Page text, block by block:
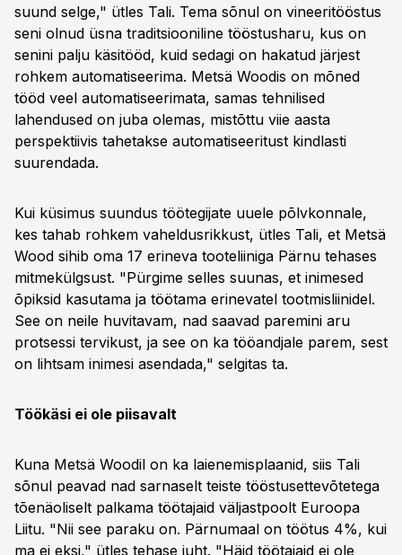
suund selge," ütles Tali. Tema sõnul on vineeritööstus
seni olnud üsna traditsiooniline tööstusharu, kus on
senini palju käsitööd, kuid sedagi on hakatud järjest
rohkem automatiseerima. Metsä Woodis on mõned
tööd veel automatiseerimata, samas tehnilised
lahendused on juba olemas, mistõttu viie aasta
perspektiivis tahetakse automatiseeritust kindlasti
suurendada.
Kui küsimus suundus töötegijate uuele põlvkonnale,
kes tahab rohkem vaheldusrikkust, ütles Tali, et Metsä
Wood sihib oma 17 erineva tooteliiniga Pärnu tehases
mitmekülgsust. "Pürgime selles suunas, et inimesed
õpiksid kasutama ja töötama erinevatel tootmisliinidel.
See on neile huvitavam, nad saavad paremini aru
protsessi tervikust, ja see on ka tööandjale parem, sest
on lihtsam inimesi asendada," selgitas ta.
Töökäsi ei ole piisavalt
Kuna Metsä Woodil on ka laienemisplaanid, siis Tali
sõnul peavad nad sarnaselt teiste tööstusettevõtetega
tõenäoliselt palkama töötajaid väljastpoolt Euroopa
Liitu. "Nii see paraku on. Pärnumaal on töötus 4%, kui
ma ei eksi," ütles tehase juht. "Häid töötajaid ei ole